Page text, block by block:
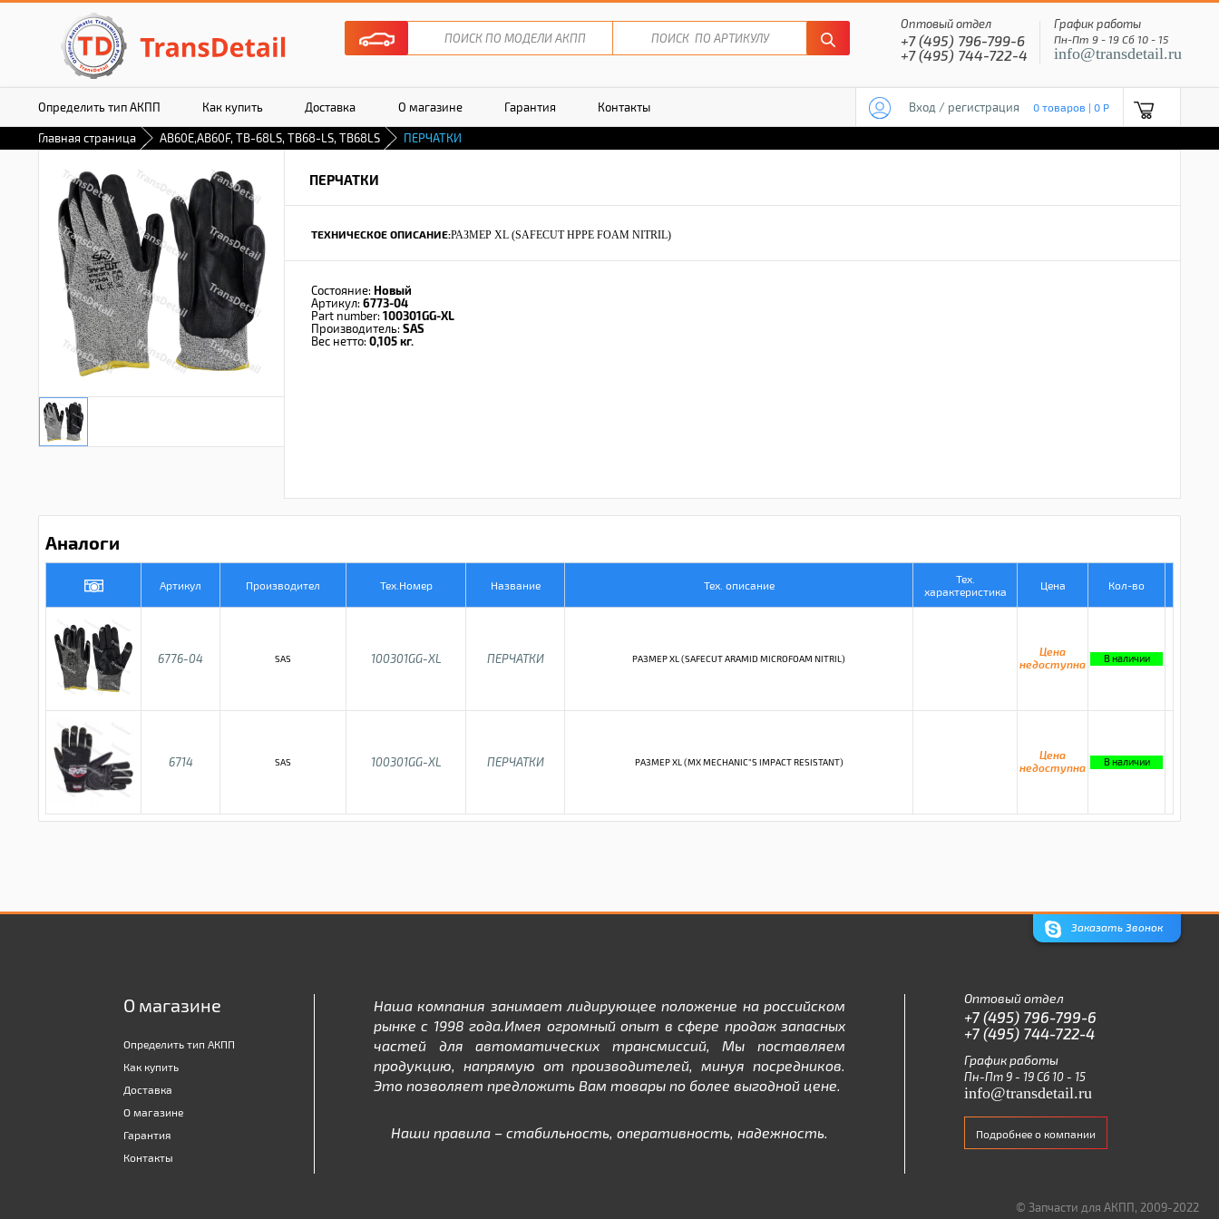
Оптовый отдел
+7 (495) 796-799-6
+7 (495) 744-722-4
График работы
Пн-Пт 9 - 19 Сб 10 - 15
info@transdetail.ru
Определить тип АКПП Как купить Доставка О магазине Гарантия Контакты Вход / регистрация 0 товаров | 0 P
Главная страница AB60E,AB60F, TB-68LS, TB68-LS, TB68LS ПЕРЧАТКИ
ПЕРЧАТКИ
ТЕХНИЧЕСКОЕ ОПИСАНИЕ:РАЗМЕР XL (SAFECUT HPPE FOAM NITRIL)
Состояние: Новый
Артикул: 6773-04
Part number: 100301GG-XL
Производитель: SAS
Вес нетто: 0,105 кг.
Аналоги
Артикул Производител Тех.Номер Название Тех. описание
Тех.
характеристика
Цена Кол-во
6776-04 SAS 100301GG-XL ПЕРЧАТКИ РАЗМЕР XL (SAFECUT ARAMID MICROFOAM NITRIL)
Цена
недоступна
В наличии
6714 SAS 100301GG-XL ПЕРЧАТКИ РАЗМЕР XL (MX MECHANIC"S IMPACT RESISTANT)
Цена
недоступна
В наличии
Заказать Звонок
О магазине
Определить тип АКПП
Как купить
Доставка
О магазине
Гарантия
Контакты
Наша компания занимает лидирующее положение на российском
рынке с 1998 года.Имея огромный опыт в сфере продаж запасных
частей для автоматических трансмиссий, Мы поставляем
продукцию, напрямую от производителей, минуя посредников.
Это позволяет предложить Вам товары по более выгодной цене.
Наши правила – стабильность, оперативность, надежность.
Оптовый отдел
+7 (495) 796-799-6
+7 (495) 744-722-4
График работы
Пн-Пт 9 - 19 Сб 10 - 15
info@transdetail.ru
Подробнее о компании
© Запчасти для АКПП, 2009-2022